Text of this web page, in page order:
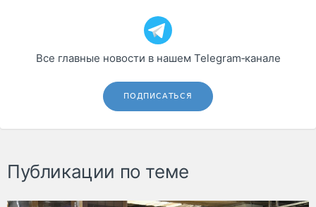
Все главные новости в нашем Telegram‑канале
ПОДПИСАТЬСЯ
Публикации по теме